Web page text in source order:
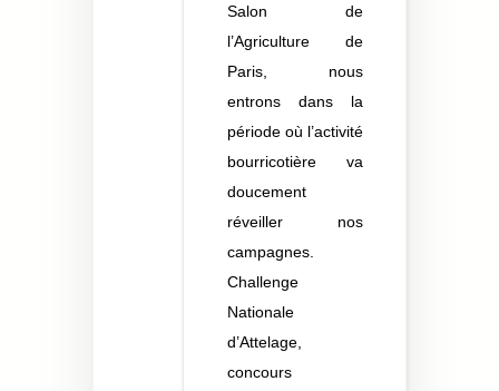
Salon de
l’Agriculture de
Paris, nous
entrons dans la
période où l’activité
bourricotière va
doucement
réveiller nos
campagnes.
Challenge
Nationale
d’Attelage,
concours